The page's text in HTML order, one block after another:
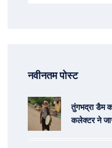
नवीनतम पोस्ट
तुंगभद्रा डैम
कलेक्टर ने